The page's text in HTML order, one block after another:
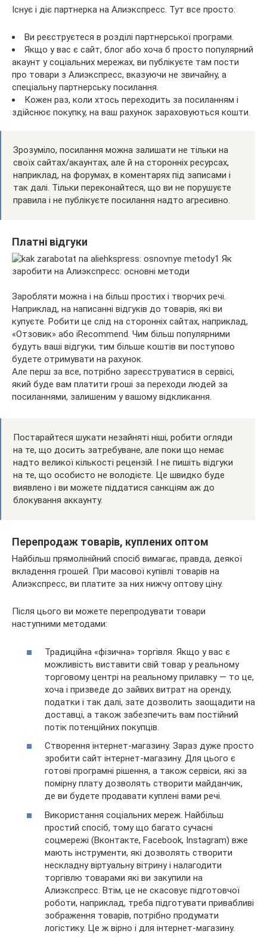
Існує і діє партнерка на Алиэкспресс. Тут все просто:
Ви реєструєтеся в розділі партнерської програми.
Якщо у вас є сайт, блог або хоча б просто популярний
акаунт у соціальних мережах, ви публікуєте там пости
про товари з Алиэкспресс, вказуючи не звичайну, а
спеціальну партнерську посилання.
Кожен раз, коли хтось переходить за посиланням і
здійснює покупку, на ваш рахунок зараховуються кошти.
Зрозуміло, посилання можна залишати не тільки на
своїх сайтах/акаунтах, але й на сторонніх ресурсах,
наприклад, на форумах, в коментарях під записами і
так далі. Тільки переконайтеся, що ви не порушуєте
правила і не публікуєте посилання надто агресивно.
Платні відгуки
Заробляти можна і на більш простих і творчих речі.
Наприклад, на написанні відгуків до товарів, які ви
купуєте. Робити це слід на сторонніх сайтах, наприклад,
«Отзовик» або iRecommend. Чим більш популярними
будуть ваші відгуки, тим більше коштів ви поступово
будете отримувати на рахунок.
Але перш за все, потрібно зареєструватися в сервісі,
який буде вам платити гроші за переходи людей за
посиланнями, залишеним у вашому відкликання.
Постарайтеся шукати незайняті ніші, робити огляди
на те, що досить затребуване, але поки що немає
надто великої кількості рецензій. І не пишіть відгуки
на те, що особисто не володієте. Це швидко буде
виявлено і ви можете піддатися санкціям аж до
блокування аккаунту.
Перепродаж товарів, куплених оптом
Найбільш прямолінійний спосіб вимагає, правда, деякої
вкладення грошей. При масової купівлі товарів на
Алиэкспресс, ви платите за них нижчу оптову ціну.
Після цього ви можете перепродувати товари
наступними методами:
Традиційна «фізична» торгівля. Якщо у вас є
можливість виставити свій товар у реальному
торговому центрі на реальному прилавку — то це,
хоча і призведе до зайвих витрат на оренду,
податки і так далі, зате дозволить заощадити на
доставці, а також забезпечить вам постійний
потік потенційних покупців.
Створення інтернет-магазину. Зараз дуже просто
зробити сайт інтернет-магазину. Для цього є
готові програмні рішення, а також сервіси, які за
помірну плату дозволять створити майданчик,
де ви будете продавати куплені вами речі.
Використання соціальних мереж. Найбільш
простий спосіб, тому що багато сучасні
соцмережі (Вконтакте, Facebook, Instagram) вже
мають інструменти, які дозволять створити
нескладну віртуальну вітрину і налагодити
торгівлю товарами які ви закупили на
Алиэкспресс. Втім, це не скасовує підготовчої
роботи, наприклад, треба підготувати привабливі
зображення товарів, потрібно продумати
логістику. Це ж вірно і для інтернет-магазину.